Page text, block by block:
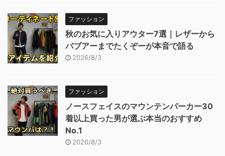
ファッション
秋のお気に入りアウター7選｜レザーから
バブアーまでたくぞーが本音で語る
2026/8/3
ファッション
ノースフェイスのマウンテンパーカー30
着以上買った男が選ぶ本当のおすすめ
No.1
2026/8/3